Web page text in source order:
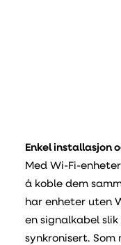
Enkel installasjon
Med Wi-Fi-
å koble dem
har enheter uten
en signalkabel
synkronisert. Som